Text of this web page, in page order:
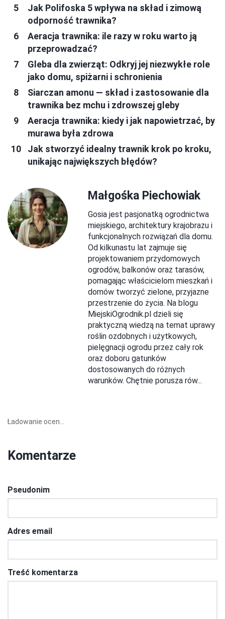
Jak Polifoska 5 wpływa na skład i zimową
odporność trawnika?
Aeracja trawnika: ile razy w roku warto ją
przeprowadzać?
Gleba dla zwierząt: Odkryj jej niezwykłe role
jako domu, spiżarni i schronienia
Siarczan amonu — skład i zastosowanie dla
trawnika bez mchu i zdrowszej gleby
Aeracja trawnika: kiedy i jak napowietrzać, by
murawa była zdrowa
Jak stworzyć idealny trawnik krok po kroku,
unikając największych błędów?
Małgośka Piechowiak
Gosia jest pasjonatką ogrodnictwa
miejskiego, architektury krajobrazu i
funkcjonalnych rozwiązań dla domu.
Od kilkunastu lat zajmuje się
projektowaniem przydomowych
ogrodów, balkonów oraz tarasów,
pomagając właścicielom mieszkań i
domów tworzyć zielone, przyjazne
przestrzenie do życia. Na blogu
MiejskiOgrodnik.pl dzieli się
praktyczną wiedzą na temat uprawy
roślin ozdobnych i użytkowych,
pielęgnacji ogrodu przez cały rok
oraz doboru gatunków
dostosowanych do różnych
warunków. Chętnie porusza rów...
Ładowanie ocen...
Komentarze
Pseudonim
Adres email
Treść komentarza